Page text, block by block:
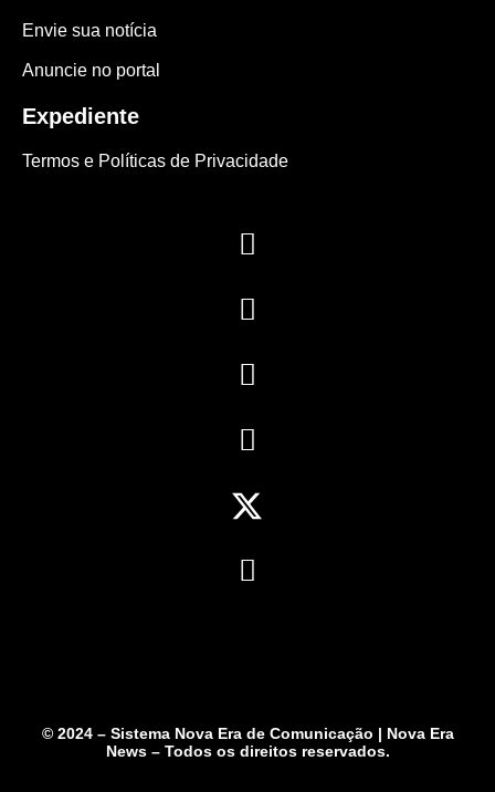
Envie sua notícia
Anuncie no portal
Expediente
Termos e Políticas de Privacidade
© 2024 – Sistema Nova Era de Comunicação | Nova Era
News – Todos os direitos reservados.